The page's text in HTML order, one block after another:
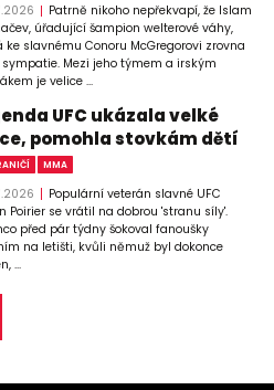
Patrně nikoho nepřekvapí, že Islam
úřadující šampion welterové váhy,
ke slavnému Conoru McGregorovi zrovna
sympatie. Mezi jeho týmem a irským
je velice ...
UFC ukázala velké
pomohla stovkám dětí
MMA
Populární veterán slavné UFC
Poirier se vrátil na dobrou 'stranu síly'.
před pár týdny šokoval fanoušky
na letišti, kvůli němuž byl dokonce
...